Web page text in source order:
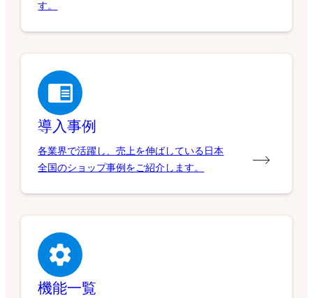
す。
導入事例
各業界で活躍し、売上を伸ばしている日本
全国のショップ事例をご紹介します。
機能一覧